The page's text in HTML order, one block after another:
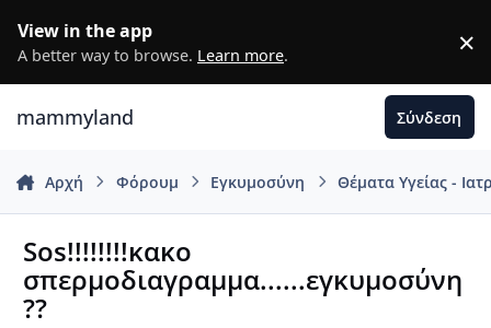
View in the app
A better way to browse. Learn more. ×
mammyland Σύνδεση
Αρχή Φόρουμ Εγκυμοσύνη Θέματα Υγείας -
Sos!!!!!!!!κακο
σπερμοδιαγραμμα......εγκυμοσύνη
??